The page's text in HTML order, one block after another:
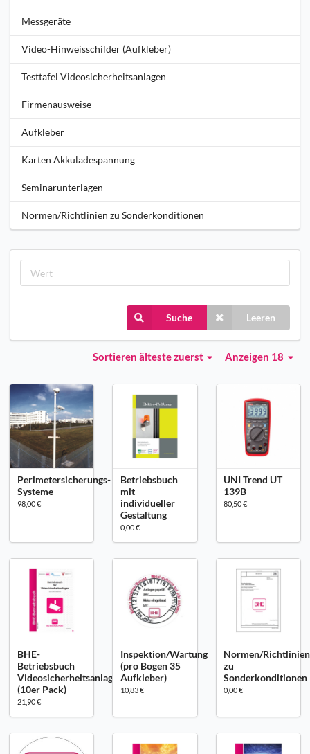
Messgeräte
Video-Hinweisschilder (Aufkleber)
Testtafel Videosicherheitsanlagen
Firmenausweise
Aufkleber
Karten Akkuladespannung
Seminarunterlagen
Normen/Richtlinien zu Sonderkonditionen
Suche Leeren
Anzeigen 18
Sortieren älteste zuerst
Perimetersicherungs-
Systeme
98,00 €
Betriebsbuch
mit
individueller
Gestaltung
0,00 €
UNI Trend UT
139B
80,50 €
BHE-
Betriebsbuch
Videosicherheitsanlagen
(10er Pack)
21,90 €
Inspektion/Wartung
(pro Bogen 35
Aufkleber)
10,83 €
Normen/Richtlinien
zu
Sonderkonditionen
0,00 €